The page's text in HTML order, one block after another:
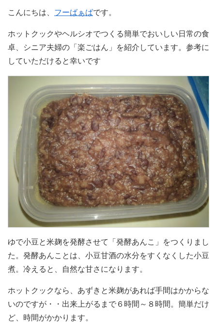
こんにちは、 フーばぁばです。
ホットクックやヘルシオでつくる簡単でおいしい日常の食
卓、シニア夫婦の「楽ごはん」を紹介しています。参考に
していただけると幸いです
ゆで小豆と米麹を発酵させて「発酵あんこ」をつくりまし
た。発酵あんことは、小豆甘酒の水分をすくなくした小豆
煮。冷えると、自然な甘さになります。
ホットクックなら、あずきと米麹があれば手間はかからな
いのですが・・出来上がるまで６時間～８時間。簡単だけ
ど、時間がかかります。